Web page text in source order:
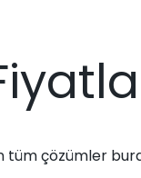
tüm çözümler